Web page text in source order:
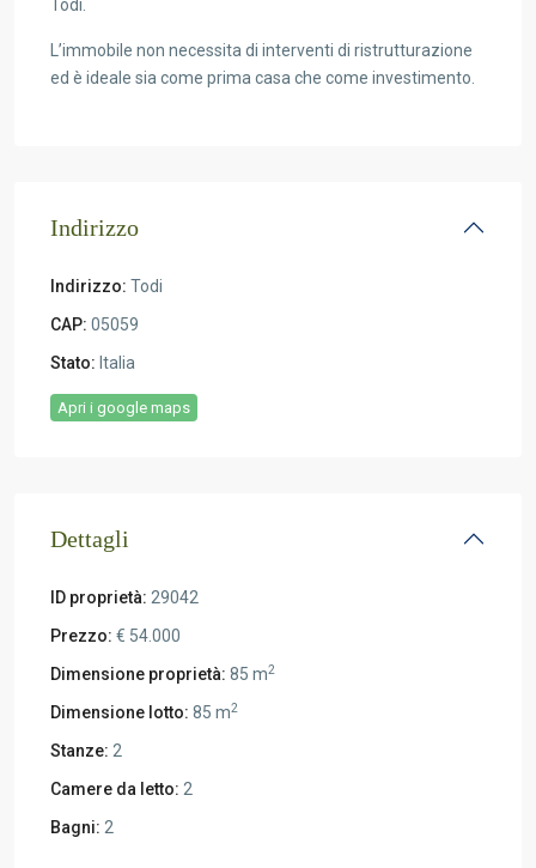
Todi.
L’immobile non necessita di interventi di ristrutturazione
ed è ideale sia come prima casa che come investimento.
Indirizzo
Indirizzo: Todi
CAP: 05059
Stato: Italia
Apri i google maps
Dettagli
ID proprietà: 29042
Prezzo: € 54.000
Dimensione proprietà: 85 m2
Dimensione lotto: 85 m2
Stanze: 2
Camere da letto: 2
Bagni: 2